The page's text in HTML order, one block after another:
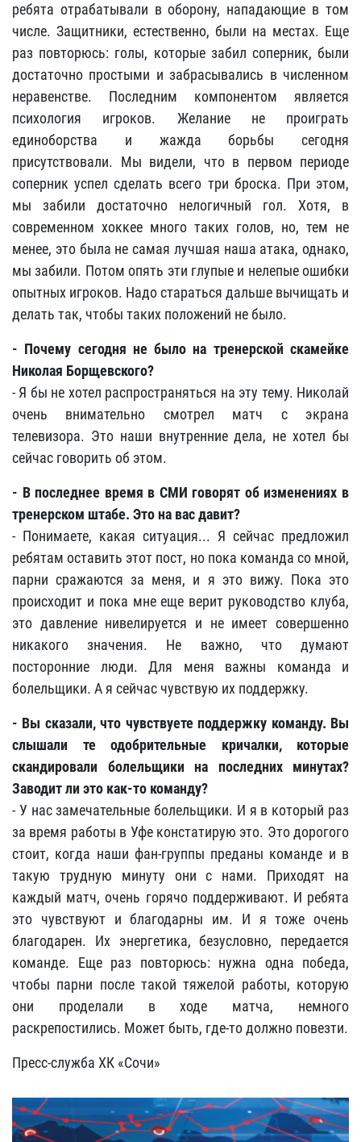
ребята отрабатывали в оборону, нападающие в том
числе. Защитники, естественно, были на местах. Еще
раз повторюсь: голы, которые забил соперник, были
достаточно простыми и забрасывались в численном
неравенстве. Последним компонентом является
психология игроков. Желание не проиграть
единоборства и жажда борьбы сегодня
присутствовали. Мы видели, что в первом периоде
соперник успел сделать всего три броска. При этом,
мы забили достаточно нелогичный гол. Хотя, в
современном хоккее много таких голов, но, тем не
менее, это была не самая лучшая наша атака, однако,
мы забили. Потом опять эти глупые и нелепые ошибки
опытных игроков. Надо стараться дальше вычищать и
делать так, чтобы таких положений не было.
- Почему сегодня не было на тренерской скамейке
Николая Борщевского?
- Я бы не хотел распространяться на эту тему. Николай
очень внимательно смотрел матч с экрана
телевизора. Это наши внутренние дела, не хотел бы
сейчас говорить об этом.
- В последнее время в СМИ говорят об изменениях в
тренерском штабе. Это на вас давит?
- Понимаете, какая ситуация... Я сейчас предложил
ребятам оставить этот пост, но пока команда со мной,
парни сражаются за меня, и я это вижу. Пока это
происходит и пока мне еще верит руководство клуба,
это давление нивелируется и не имеет совершенно
никакого значения. Не важно, что думают
посторонние люди. Для меня важны команда и
болельщики. А я сейчас чувствую их поддержку.
- Вы сказали, что чувствуете поддержку команду. Вы
слышали те одобрительные кричалки, которые
скандировали болельщики на последних минутах?
Заводит ли это как-то команду?
- У нас замечательные болельщики. И я в который раз
за время работы в Уфе констатирую это. Это дорогого
стоит, когда наши фан-группы преданы команде и в
такую трудную минуту они с нами. Приходят на
каждый матч, очень горячо поддерживают. И ребята
это чувствуют и благодарны им. И я тоже очень
благодарен. Их энергетика, безусловно, передается
команде. Еще раз повторюсь: нужна одна победа,
чтобы парни после такой тяжелой работы, которую
они проделали в ходе матча, немного
раскрепостились. Может быть, где-то должно повезти.
Пресс-служба ХК «Сочи»